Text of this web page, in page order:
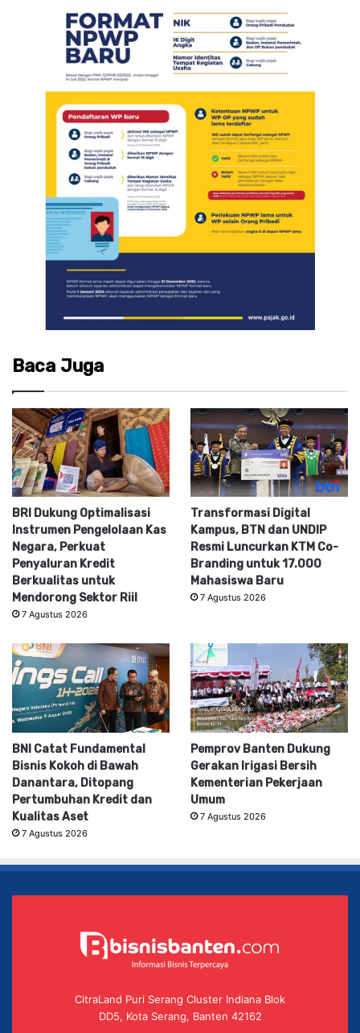
Baca Juga
BRI Dukung Optimalisasi
Instrumen Pengelolaan Kas
Negara, Perkuat
Penyaluran Kredit
Berkualitas untuk
Mendorong Sektor Riil
7 Agustus 2026
Transformasi Digital
Kampus, BTN dan UNDIP
Resmi Luncurkan KTM Co-
Branding untuk 17.000
Mahasiswa Baru
7 Agustus 2026
BNI Catat Fundamental
Bisnis Kokoh di Bawah
Danantara, Ditopang
Pertumbuhan Kredit dan
Kualitas Aset
7 Agustus 2026
Pemprov Banten Dukung
Gerakan Irigasi Bersih
Kementerian Pekerjaan
Umum
7 Agustus 2026
CitraLand Puri Serang Cluster Indiana Blok
DD5, Kota Serang, Banten 42162